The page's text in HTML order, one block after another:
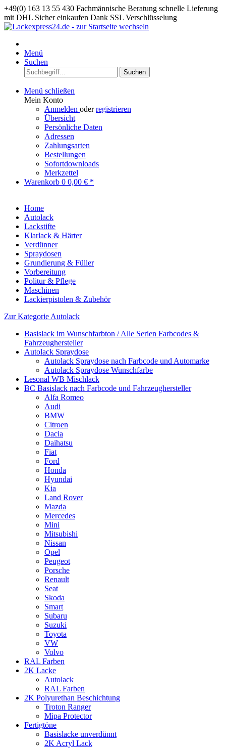
+49(0) 163 13 55 430 Fachmännische Beratung schnelle Lieferung
mit DHL Sicher einkaufen Dank SSL Verschlüsselung
Menü
Suchen
Suchen
Menü schließen
Mein Konto
Anmelden oderregistrieren
Übersicht
Persönliche Daten
Adressen
Zahlungsarten
Bestellungen
Sofortdownloads
Merkzettel
Warenkorb 0 0,00 € *
Home
Autolack
Lackstifte
Klarlack & Härter
Verdünner
Spraydosen
Grundierung & Füller
Vorbereitung
Politur & Pflege
Maschinen
Lackierpistolen & Zubehör
Zur Kategorie Autolack
Basislack im Wunschfarbton / Alle Serien Farbcodes &
Fahrzeughersteller
Autolack Spraydose
Autolack Spraydose nach Farbcode und Automarke
Autolack Spraydose Wunschfarbe
Lesonal WB Mischlack
BC Basislack nach Farbcode und Fahrzeughersteller
Alfa Romeo
Audi
BMW
Citroen
Dacia
Daihatsu
Fiat
Ford
Honda
Hyundai
Kia
Land Rover
Mazda
Mercedes
Mini
Mitsubishi
Nissan
Opel
Peugeot
Porsche
Renault
Seat
Skoda
Smart
Subaru
Suzuki
Toyota
VW
Volvo
RAL Farben
2K Lacke
Autolack
RAL Farben
2K Polyurethan Beschichtung
Troton Ranger
Mipa Protector
Fertigtöne
Basislacke unverdünnt
2K Acryl Lack